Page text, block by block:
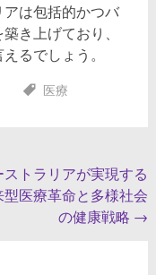
は包括的かつバ
き上げており、
るでしょう。
医療
ストラリアが実現する
型医療革命と多様社会
の健康戦略 →